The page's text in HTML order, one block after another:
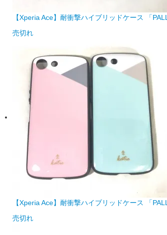
【Xperia Ace】耐衝撃ハイブリッドケース 「
売切れ
【Xperia Ace】耐衝撃ハイブリッドケース 「
売切れ